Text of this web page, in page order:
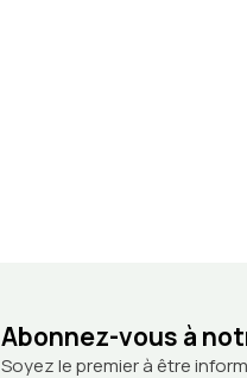
Abonnez-vous à
Soyez le premier à être